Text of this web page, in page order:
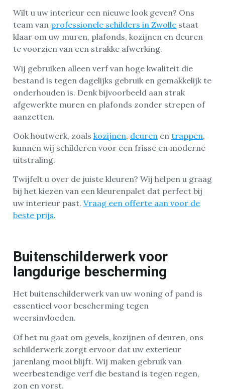
Wilt u uw interieur een nieuwe look geven? Ons
team van professionele schilders in Zwolle staat
klaar om uw muren, plafonds, kozijnen en deuren
te voorzien van een strakke afwerking.
Wij gebruiken alleen verf van hoge kwaliteit die
bestand is tegen dagelijks gebruik en gemakkelijk te
onderhouden is. Denk bijvoorbeeld aan strak
afgewerkte muren en plafonds zonder strepen of
aanzetten.
Ook houtwerk, zoals kozijnen, deuren en trappen,
kunnen wij schilderen voor een frisse en moderne
uitstraling.
Twijfelt u over de juiste kleuren? Wij helpen u graag
bij het kiezen van een kleurenpalet dat perfect bij
uw interieur past. Vraag een offerte aan voor de
beste prijs.
Buitenschilderwerk voor
langdurige bescherming
Het buitenschilderwerk van uw woning of pand is
essentieel voor bescherming tegen
weersinvloeden.
Of het nu gaat om gevels, kozijnen of deuren, ons
schilderwerk zorgt ervoor dat uw exterieur
jarenlang mooi blijft. Wij maken gebruik van
weerbestendige verf die bestand is tegen regen,
zon en vorst.